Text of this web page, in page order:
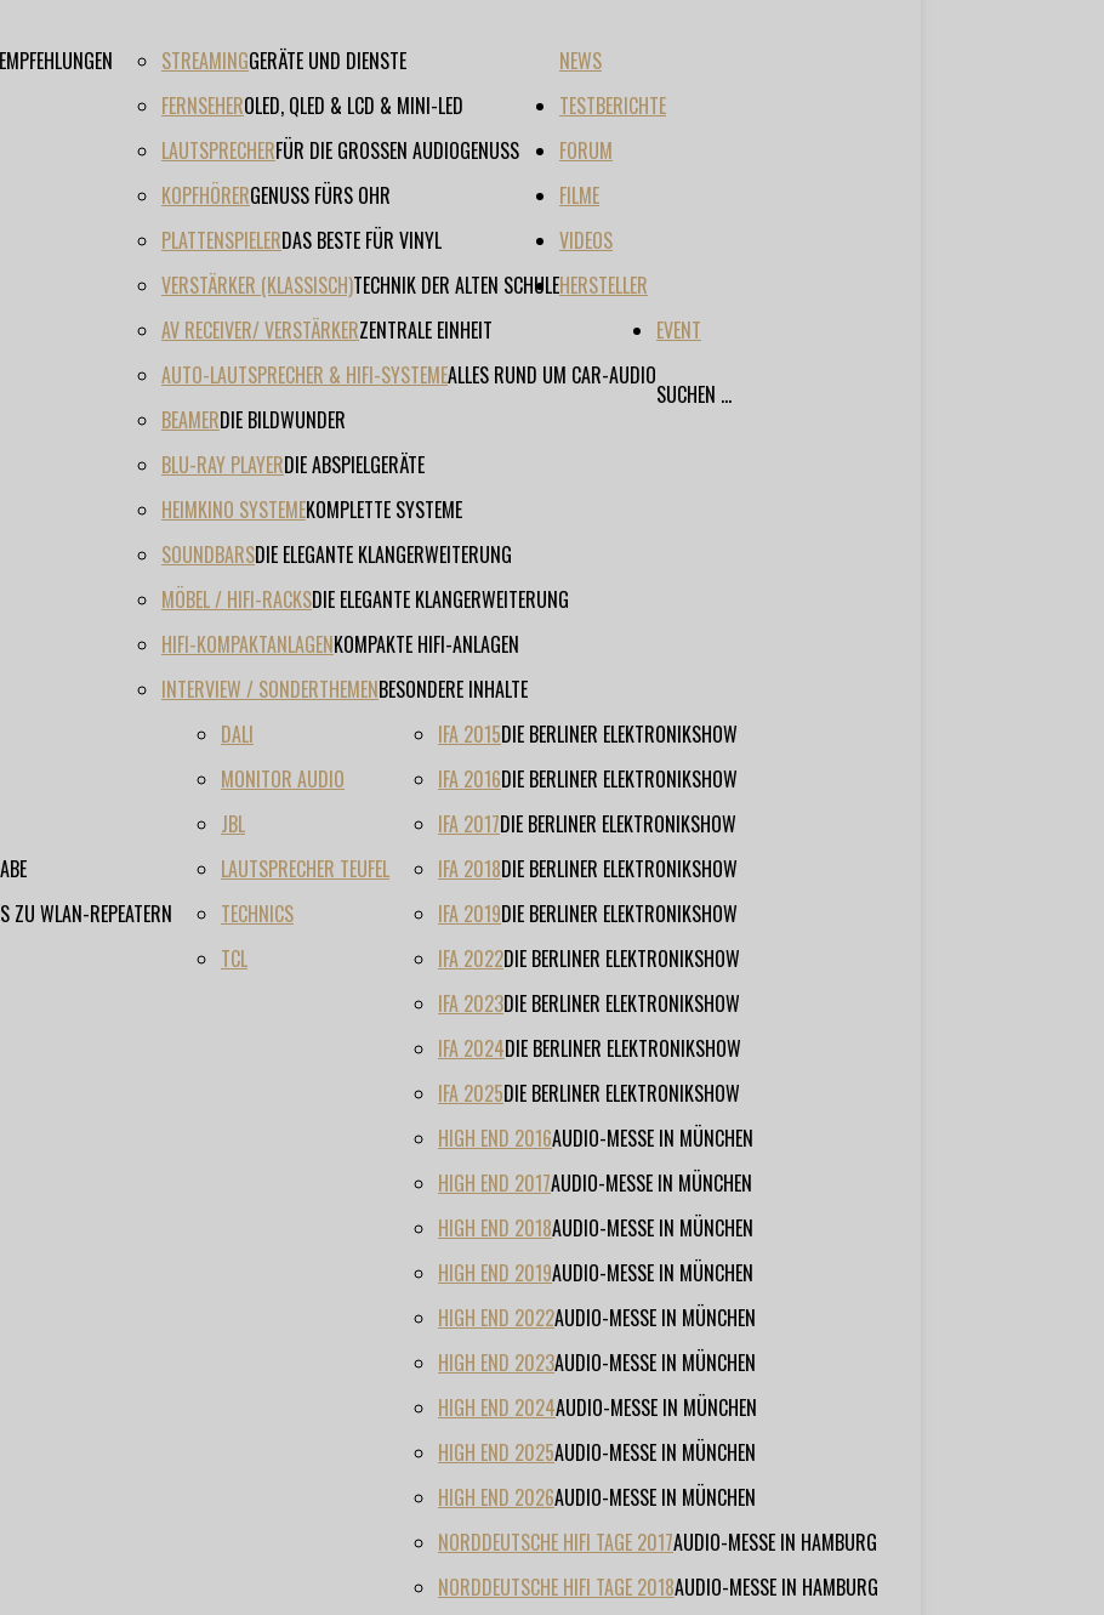
NEWS
STREAMINGGERÄTE UND DIENSTE
FERNSEHEROLED, QLED & LCD & MINI-LED
LAUTSPRECHERFÜR DIE GROSSEN AUDIOGENUSS
KOPFHÖRERGENUSS FÜRS OHR
PLATTENSPIELERDAS BESTE FÜR VINYL
VERSTÄRKER (KLASSISCH)TECHNIK DER ALTEN SCHULE
TESTBERICHTE
AV RECEIVER/ VERSTÄRKERZENTRALE EINHEIT
AUTO-LAUTSPRECHER & HIFI-SYSTEMEALLES RUND UM CAR-AUDIO
BEAMERDIE BILDWUNDER
BLU-RAY PLAYERDIE ABSPIELGERÄTE
HEIMKINO SYSTEMEKOMPLETTE SYSTEME
SOUNDBARSDIE ELEGANTE KLANGERWEITERUNG
MÖBEL / HIFI-RACKSDIE ELEGANTE KLANGERWEITERUNG
HIFI-KOMPAKTANLAGENKOMPAKTE HIFI-ANLAGEN
INTERVIEW / SONDERTHEMENBESONDERE INHALTE
ZU WLAN-REPEATERN
FORUM
FILME
VIDEOS
HERSTELLER
DALI
MONITOR AUDIO
JBL
LAUTSPRECHER TEUFEL
TECHNICS
TCL
EVENT
IFA 2015DIE BERLINER ELEKTRONIKSHOW
IFA 2016DIE BERLINER ELEKTRONIKSHOW
IFA 2017DIE BERLINER ELEKTRONIKSHOW
IFA 2018DIE BERLINER ELEKTRONIKSHOW
IFA 2019DIE BERLINER ELEKTRONIKSHOW
IFA 2022DIE BERLINER ELEKTRONIKSHOW
IFA 2023DIE BERLINER ELEKTRONIKSHOW
IFA 2024DIE BERLINER ELEKTRONIKSHOW
IFA 2025DIE BERLINER ELEKTRONIKSHOW
HIGH END 2016AUDIO-MESSE IN MÜNCHEN
HIGH END 2017AUDIO-MESSE IN MÜNCHEN
HIGH END 2018AUDIO-MESSE IN MÜNCHEN
HIGH END 2019AUDIO-MESSE IN MÜNCHEN
HIGH END 2022AUDIO-MESSE IN MÜNCHEN
HIGH END 2023AUDIO-MESSE IN MÜNCHEN
HIGH END 2024AUDIO-MESSE IN MÜNCHEN
HIGH END 2025AUDIO-MESSE IN MÜNCHEN
HIGH END 2026AUDIO-MESSE IN MÜNCHEN
NORDDEUTSCHE HIFI TAGE 2017AUDIO-MESSE IN HAMBURG
NORDDEUTSCHE HIFI TAGE 2018AUDIO-MESSE IN HAMBURG
SUCHEN ...